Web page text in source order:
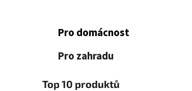
r
Přeskočit
kategorie
o
Pro domácnost
Pro zahradu
Top 10 produktů